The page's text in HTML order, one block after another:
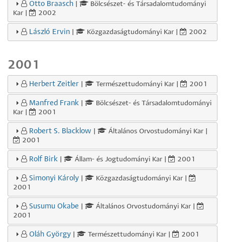
Otto Braasch
Bölcsészet- és Társadalomtudományi
Kar |
2002
László Ervin Közgazdaságtudományi Kar | 2002
2001
Herbert Zeitler Természettudományi Kar | 2001
Manfred Frank
Bölcsészet- és Társadalomtudományi
Kar |
2001
Robert S. Blacklow
Általános Orvostudományi Kar |
2001
Rolf Birk Állam- és Jogtudományi Kar | 2001
Simonyi Károly
Közgazdaságtudományi Kar |
2001
Susumu Okabe
Általános Orvostudományi Kar |
2001
Oláh György Természettudományi Kar | 2001